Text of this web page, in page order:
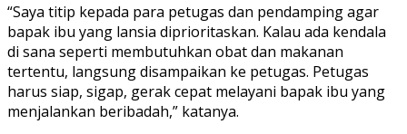
“Saya titip kepada para petugas dan pendamping agar
bapak ibu yang lansia diprioritaskan. Kalau ada kendala
di sana seperti membutuhkan obat dan makanan
tertentu, langsung disampaikan ke petugas. Petugas
harus siap, sigap, gerak cepat melayani bapak ibu yang
menjalankan beribadah,” katanya.